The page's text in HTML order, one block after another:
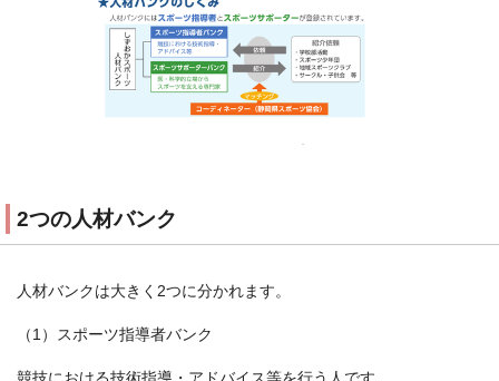
2つの人材バンク
人材バンクは大きく2つに分かれます。
（1）スポーツ指導者バンク